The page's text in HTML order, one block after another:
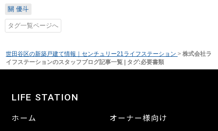
關 優斗
タグ一覧ページへ
世田谷区の新築戸建て情報｜センチュリー21ライフステーション > 株式会社ラ
イフステーションのスタッフブログ記事一覧 | タグ:必要書類
LIFE STATION
ホーム
オーナー様向け